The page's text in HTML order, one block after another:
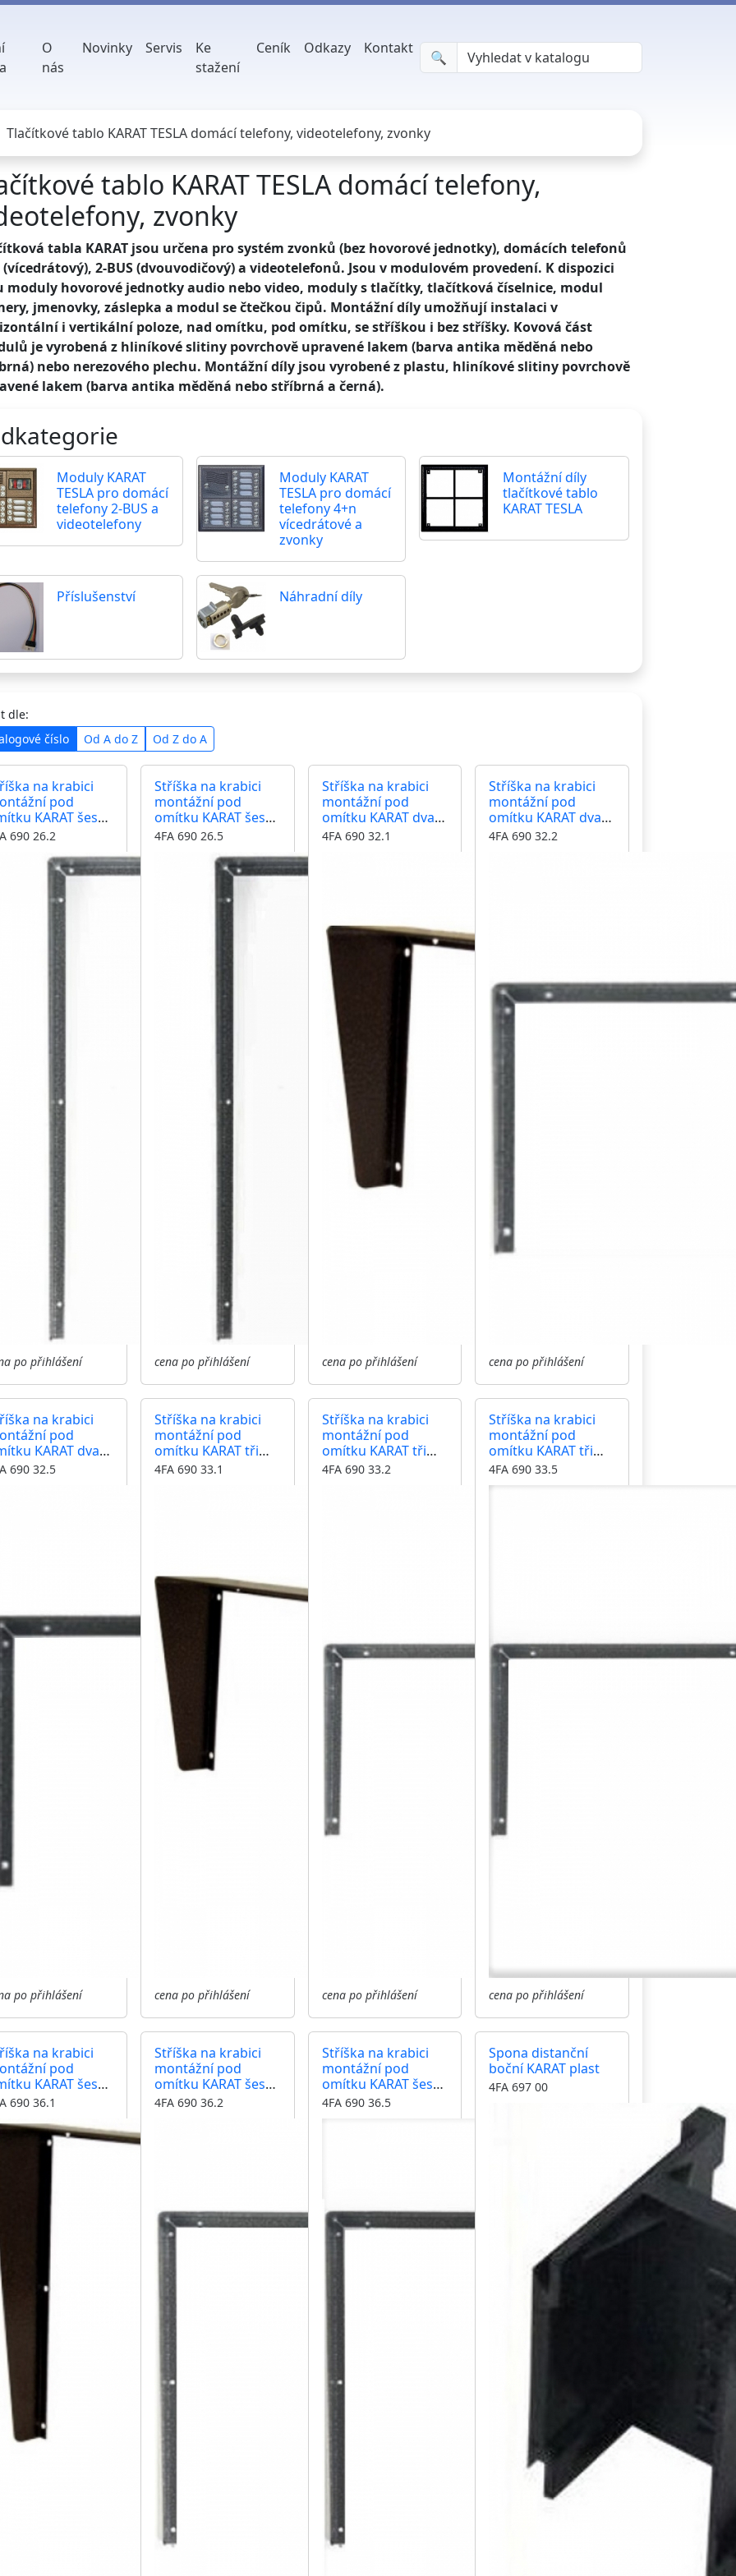
O
nás
Novinky Servis
Ke
stažení
Ceník Odkazy Kontakt
🔍︎
Tlačítkové tablo KARAT TESLA domácí telefony, videotelefony, zvonky
tablo KARAT TESLA domácí telefony,
zvonky
tabla KARAT jsou určena pro systém zvonků (bez hovorové jednotky), domácích telefonů
(vícedrátový), 2-BUS (dvouvodičový) a videotelefonů. Jsou v modulovém provedení. K dispozici
moduly hovorové jednotky audio nebo video, moduly s tlačítky, tlačítková číselnice, modul
jmenovky, záslepka a modul se čtečkou čipů. Montážní díly umožňují instalaci v
i vertikální poloze, nad omítku, pod omítku, se stříškou i bez stříšky. Kovová část
je vyrobená z hliníkové slitiny povrchově upravené lakem (barva antika měděná nebo
nebo nerezového plechu. Montážní díly jsou vyrobené z plastu, hliníkové slitiny povrchově
lakem (barva antika měděná nebo stříbrná a černá).
Moduly KARAT
TESLA pro domácí
telefony 2-BUS a
videotelefony
Moduly KARAT
TESLA pro domácí
telefony 4+n
vícedrátové a
zvonky
Montážní díly
tlačítkové tablo
KARAT TESLA
Příslušenství Náhradní díly
dle:
číslo
Od A do Z Od Z do A
na krabici
pod
KARAT šest
vertikální
690 26.2
po přihlášení
Stříška na krabici
montážní pod
omítku KARAT šest
modulů vertikální
4FA 690 26.5
cena po přihlášení
Stříška na krabici
montážní pod
omítku KARAT dva
moduly horizontální
4FA 690 32.1
cena po přihlášení
Stříška na krabici
montážní pod
omítku KARAT dva
moduly horizontální
4FA 690 32.2
cena po přihlášení
na krabici
pod
KARAT dva
horizontální
690 32.5
po přihlášení
Stříška na krabici
montážní pod
omítku KARAT tři
moduly horizontální
4FA 690 33.1
cena po přihlášení
Stříška na krabici
montážní pod
omítku KARAT tři
moduly horizontální
4FA 690 33.2
cena po přihlášení
Stříška na krabici
montážní pod
omítku KARAT tři
moduly horizontální
barva černá
4FA 690 33.5
cena po přihlášení
na krabici
pod
KARAT šest
měděná
690 36.1
Stříška na krabici
montážní pod
omítku KARAT šest
modulů
4FA 690 36.2
Stříška na krabici
montážní pod
omítku KARAT šest
modulů
horizontální barva
4FA 690 36.5
Spona distanční
boční KARAT plast
4FA 697 00